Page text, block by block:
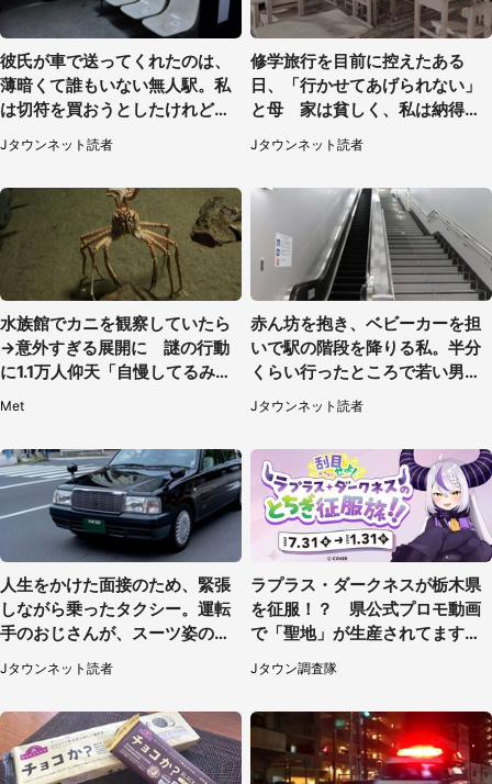
彼氏が車で送ってくれたのは、
薄暗くて誰もいない無人駅。私
は切符を買おうとしたけれど
（山形県・20代女性）
Jタウンネット読者
修学旅行を目前に控えたある
日、「行かせてあげられない」
と母 家は貧しく、私は納得し
たけれど...（北海道・70代以上
女性）
Jタウンネット読者
水族館でカニを観察していたら
→意外すぎる展開に 謎の行動
に1.1万人仰天「自慢してるみた
Met
赤ん坊を抱き、ベビーカーを担
いで駅の階段を降りる私。半分
くらい行ったところで若い男性
が...（埼玉県・50代女性）
Jタウンネット読者
人生をかけた面接のため、緊張
しながら乗ったタクシー。運転
手のおじさんが、スーツ姿の私
を見て...（福岡県・30代女性）
Jタウンネット読者
ラプラス・ダークネスが栃木県
を征服！？ 県公式プロモ動画
で「聖地」が生産されてます【7
／31～1／31】
Jタウン調査隊